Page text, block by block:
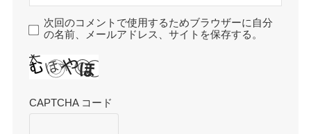
次回のコメントで使用するためブラウザーに自分
の名前、メールアドレス、サイトを保存する。
CAPTCHA コード